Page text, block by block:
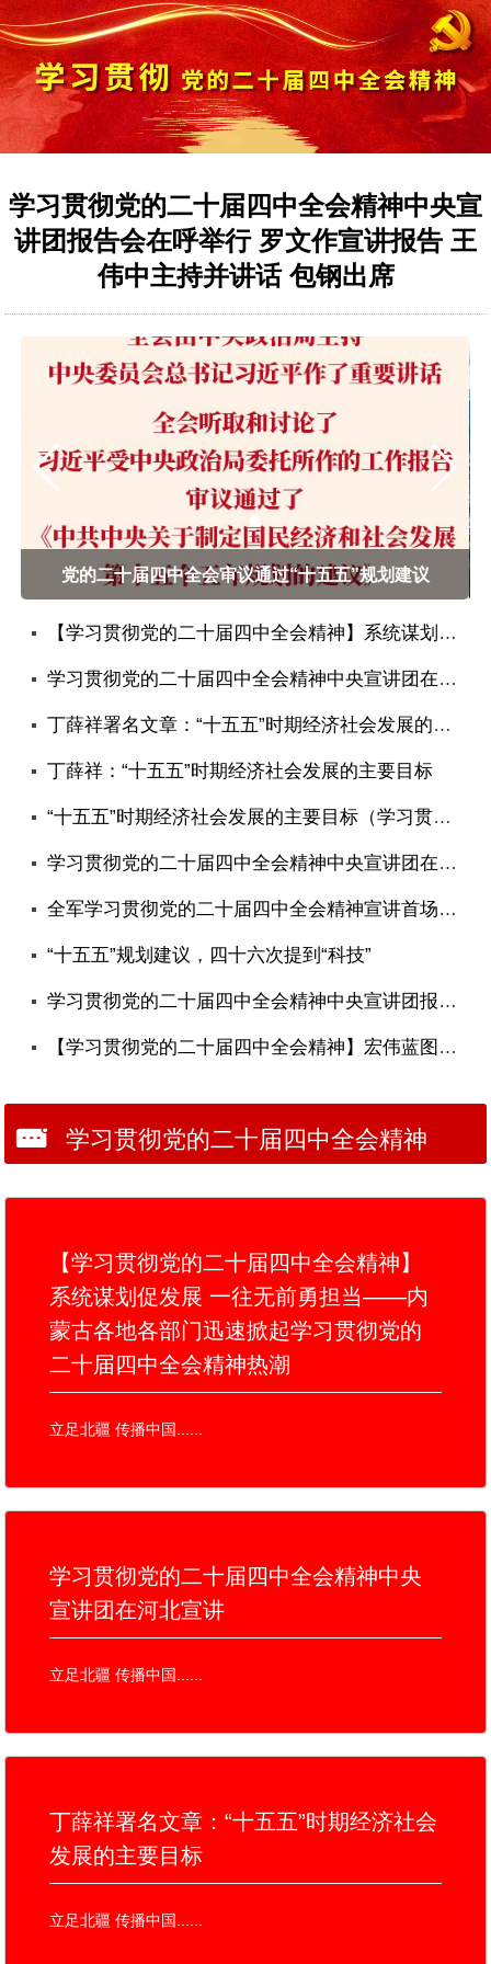
学习贯彻党的二十届四中全会精神中央宣
讲团报告会在呼举行 罗文作宣讲报告 王
伟中主持并讲话 包钢出席
党的二十届四中全会审议通过“十五五”规划建议
【学习贯彻党的二十届四中全会精神】系统谋划促发展 一往无前勇担当——内蒙古各地各部门迅速掀起学习贯彻党的二十届四中全会精神热潮
学习贯彻党的二十届四中全会精神中央宣讲团在河北宣讲
丁薛祥署名文章：“十五五”时期经济社会发展的主要目标
丁薛祥：“十五五”时期经济社会发展的主要目标
“十五五”时期经济社会发展的主要目标（学习贯彻党的二十届四中全会精神）
学习贯彻党的二十届四中全会精神中央宣讲团在军委机关、应急管理部、中央政法委、河北、山西、福建、甘肃、宁夏宣讲（学习贯彻党的二十届四中全会精神）
全军学习贯彻党的二十届四中全会精神宣讲首场报告会举行
“十五五”规划建议，四十六次提到“科技”
学习贯彻党的二十届四中全会精神中央宣讲团报告会在应急管理部举行
【学习贯彻党的二十届四中全会精神】宏伟蓝图指方向 接续奋斗向未来——内蒙古各地各部门迅速掀起学习贯彻党的二十届四中全会精神热潮
学习贯彻党的二十届四中全会精神
【学习贯彻党的二十届四中全会精神】
系统谋划促发展 一往无前勇担当——内
蒙古各地各部门迅速掀起学习贯彻党的
二十届四中全会精神热潮
立足北疆 传播中国......
学习贯彻党的二十届四中全会精神中央
宣讲团在河北宣讲
立足北疆 传播中国......
丁薛祥署名文章：“十五五”时期经济社会
发展的主要目标
立足北疆 传播中国......